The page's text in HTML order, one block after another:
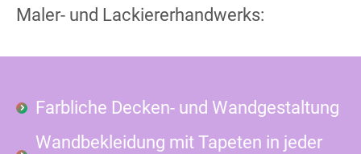
Maler- und Lackiererhandwerks:
Farbliche Decken- und Wandgestaltung
Wandbekleidung mit Tapeten in jeder